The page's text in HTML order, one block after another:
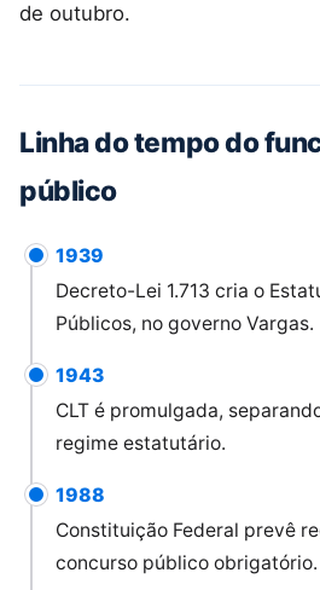
de outubro.
Linha do tempo do
público
1939
Decreto-Lei 1.713 cria o
Públicos, no governo Vargas.
1943
CLT é promulgada,
regime estatutário.
1988
Constituição Federal prevê
concurso público obrigatório.